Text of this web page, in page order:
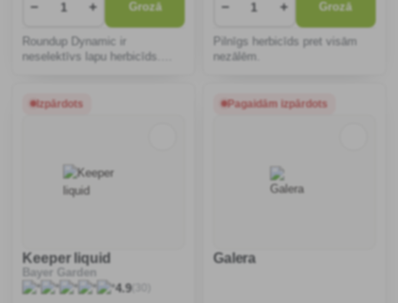
− + Grozā
Roundup Dynamic ir
neselektīvs lapu herbicīds.
un neiedarbojas uz sēklām.
− + Grozā
Pilnīgs herbicīds pret visām
nezālēm.
Izpārdots
Keeper liquid
Bayer Garden
4.9(30)
Pagaidām izpārdots
Galera